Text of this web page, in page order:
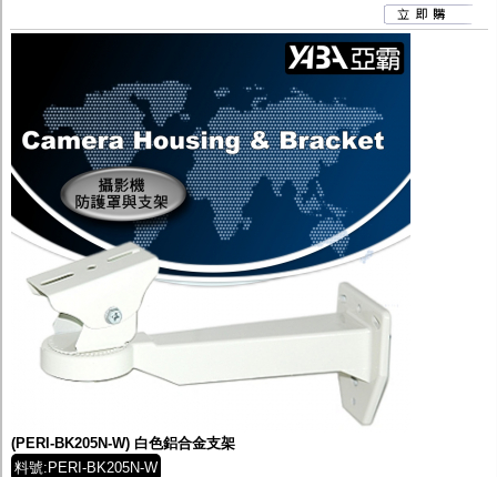
(PERI-BK205N-W) 白色鋁合金支架
料號:PERI-BK205N-W